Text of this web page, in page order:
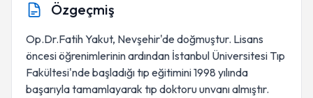
Özgeçmiş
Op.Dr.Fatih Yakut, Nevşehir'de doğmuştur. Lisans
öncesi öğrenimlerinin ardından İstanbul Üniversitesi Tıp
Fakültesi'nde başladığı tıp eğitimini 1998 yılında
başarıyla tamamlayarak tıp doktoru unvanı almıştır.